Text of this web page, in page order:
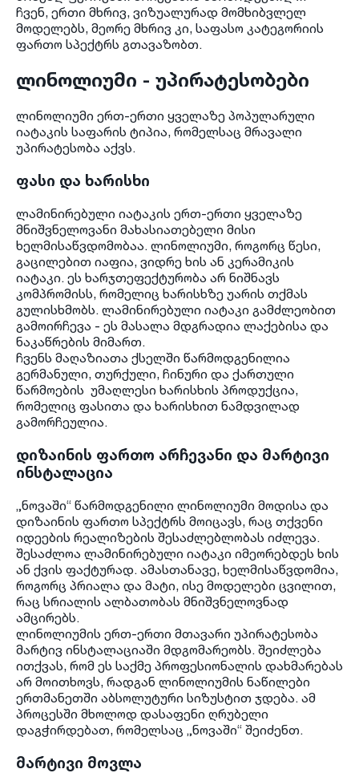
ჩვენ, ერთი მხრივ, ვიზუალურად მომხიბვლელ
მოდელებს, მეორე მხრივ კი, საფასო კატეგორიის
ფართო სპექტრს გთავაზობთ.
ლინოლიუმი - უპირატესობები
ლინოლიუმი ერთ-ერთი ყველაზე პოპულარული
იატაკის საფარის ტიპია, რომელსაც მრავალი
უპირატესობა აქვს.
ფასი და ხარისხი
ლამინირებული იატაკის ერთ-ერთი ყველაზე
მნიშვნელოვანი მახასიათებელი მისი
ხელმისაწვდომობაა. ლინოლიუმი, როგორც წესი,
გაცილებით იაფია, ვიდრე ხის ან კერამიკის
იატაკი. ეს ხარჯთეფექტურობა არ ნიშნავს
კომპრომისს, რომელიც ხარისხზე უარის თქმას
გულისხმობს. ლამინირებული იატაკი გამძლეობით
გამოირჩევა - ეს მასალა მდგრადია ლაქებისა და
ნაკაწრების მიმართ.
ჩვენს მაღაზიათა ქსელში წარმოდგენილია
გერმანული, თურქული, ჩინური და ქართული
წარმოების უმაღლესი ხარისხის პროდუქცია,
რომელიც ფასითა და ხარისხით ნამდვილად
გამორჩეულია.
დიზაინის ფართო არჩევანი და მარტივი
ინსტალაცია
„ნოვაში“ წარმოდგენილი ლინოლიუმი მოდისა და
დიზაინის ფართო სპექტრს მოიცავს, რაც თქვენი
იდეების რეალიზების შესაძლებლობას იძლევა.
შესაძლოა ლამინირებული იატაკი იმეორებდეს ხის
ან ქვის ფაქტურად. ამასთანავე, ხელმისაწვდომია,
როგორც პრიალა და მატი, ისე მოდელები ცვილით,
რაც სრიალის ალბათობას მნიშვნელოვნად
ამცირებს.
ლინოლიუმის ერთ-ერთი მთავარი უპირატესობა
მარტივ ინსტალაციაში მდგომარეობს. შეიძლება
ითქვას, რომ ეს საქმე პროფესიონალის დახმარებას
არ მოითხოვს, რადგან ლინოლიუმის ნაწილები
ერთმანეთში აბსოლუტური სიზუსტით ჯდება. ამ
პროცესში მხოლოდ დასაფენი ღრუბელი
დაგჭირდებათ, რომელსაც „ნოვაში“ შეიძენთ.
მარტივი მოვლა